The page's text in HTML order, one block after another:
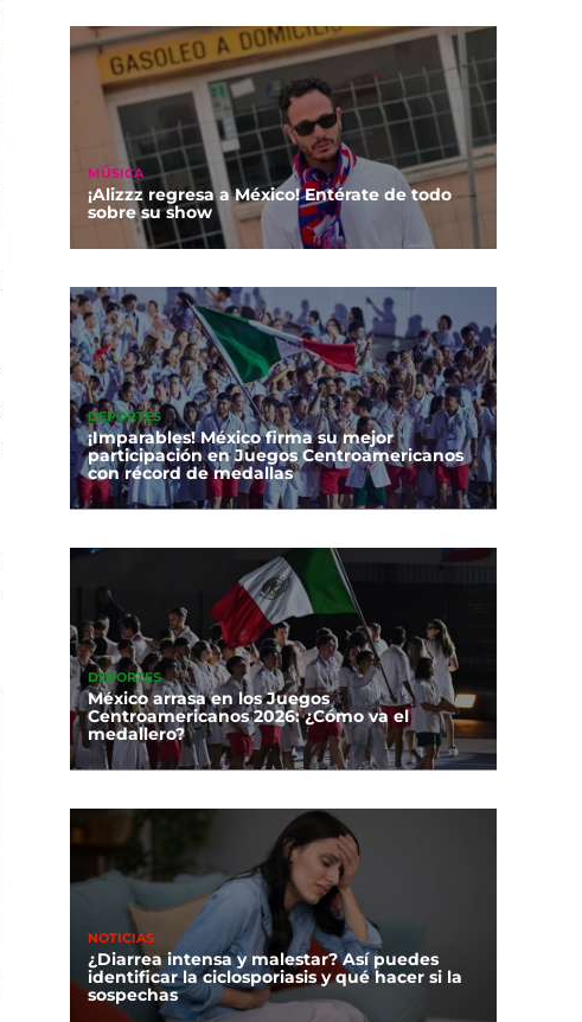
MÚSICA
¡Alizzz regresa a México! Entérate de todo
sobre su show
DEPORTES
¡Imparables! México firma su mejor
participación en Juegos Centroamericanos
con récord de medallas
DEPORTES
México arrasa en los Juegos
Centroamericanos 2026: ¿Cómo va el
medallero?
NOTICIAS
¿Diarrea intensa y malestar? Así puedes
identificar la ciclosporiasis y qué hacer si la
sospechas